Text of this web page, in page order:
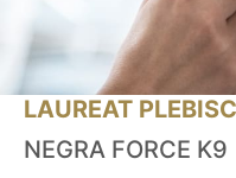
LAUREAT
NEGRA FORCE K9